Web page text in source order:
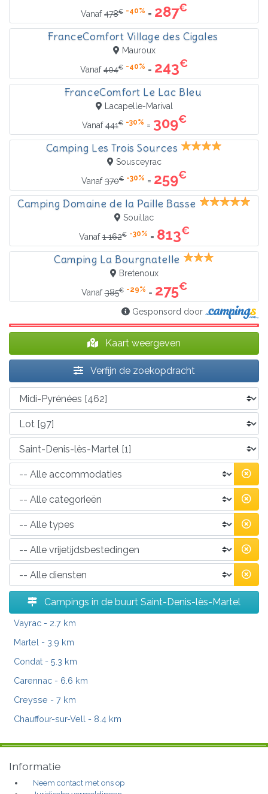
Vanaf478€ -40% = 287€
FranceComfort Village des Cigales
Mauroux
Vanaf404€ -40% = 243€
FranceComfort Le Lac Bleu
Lacapelle-Marival
Vanaf441€ -30% = 309€
Camping Les Trois Sources
Sousceyrac
Vanaf370€ -30% = 259€
Camping Domaine de la Paille Basse
Souillac
Vanaf1 162€ -30% = 813€
Camping La Bourgnatelle
Bretenoux
Vanaf385€ -29% = 275€
Gesponsord door
Kaart weergeven
Verfijn de zoekopdracht
Campings in de buurt Saint-Denis-lès-Martel
Vayrac - 2.7 km
Martel - 3.9 km
Condat- 5.3 km
Carennac - 6.6 km
Creysse - 7 km
Chauffour-sur-Vell - 8.4 km
Informatie
Neem contact met ons op